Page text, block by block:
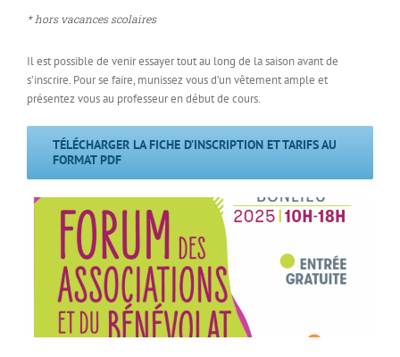
* hors vacances scolaires
Il est possible de venir essayer tout au long de la saison avant de
s’inscrire. Pour se faire, munissez vous d’un vêtement ample et
présentez vous au professeur en début de cours.
TÉLÉCHARGER LA FICHE D’INSCRIPTION ET TARIFS AU
FORMAT PDF